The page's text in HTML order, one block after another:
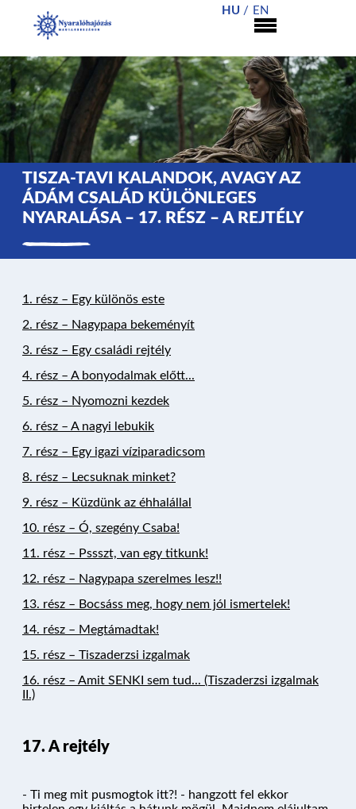
HU EN
TISZA-TAVI KALANDOK, AVAGY AZ
ÁDÁM CSALÁD KÜLÖNLEGES
NYARALÁSA – 17. RÉSZ – A REJTÉLY
1. rész – Egy különös este
2. rész – Nagypapa bekeményít
3. rész – Egy családi rejtély
4. rész – A bonyodalmak előtt...
5. rész – Nyomozni kezdek
6. rész – A nagyi lebukik
7. rész – Egy igazi víziparadicsom
8. rész – Lecsuknak minket?
9. rész – Küzdünk az éhhalállal
10. rész – Ó, szegény Csaba!
11. rész – Pssszt, van egy titkunk!
12. rész – Nagypapa szerelmes lesz!!
13. rész – Bocsáss meg, hogy nem jól ismertelek!
14. rész – Megtámadtak!
15. rész – Tiszaderzsi izgalmak
16. rész – Amit SENKI sem tud... (Tiszaderzsi izgalmak
II.)
17. A rejtély
- Ti meg mit pusmogtok itt?! - hangzott fel ekkor